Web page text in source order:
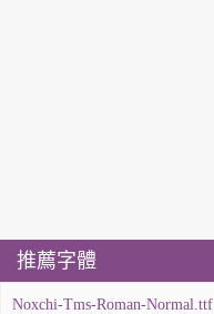
推薦字體
Noxchi-Tms-Roman-Normal.ttf